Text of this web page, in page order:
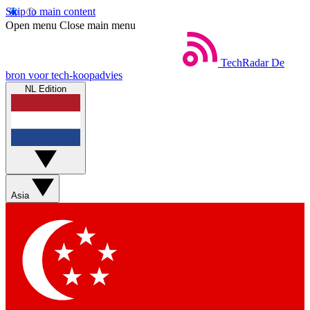
Skip to main content
Open menu Close main menu
TechRadar De
bron voor tech-koopadvies
NL Edition
Asia